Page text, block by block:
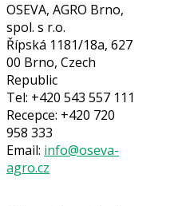
OSEVA, AGRO Brno,
spol. s r.o.
Řípská 1181/18a, 627
00 Brno, Czech
Republic
Tel: +420 543 557 111
Recepce: +420 720
958 333
Email: info@oseva-
agro.cz